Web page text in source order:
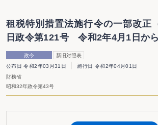
租税特別措置法施行令の一部改正
日政令第121号 令和2年4月1日から
政令
新旧対照表
公布日 令和2年03月31日
施行日 令和2年04月01日
財務省
昭和32年政令第43号